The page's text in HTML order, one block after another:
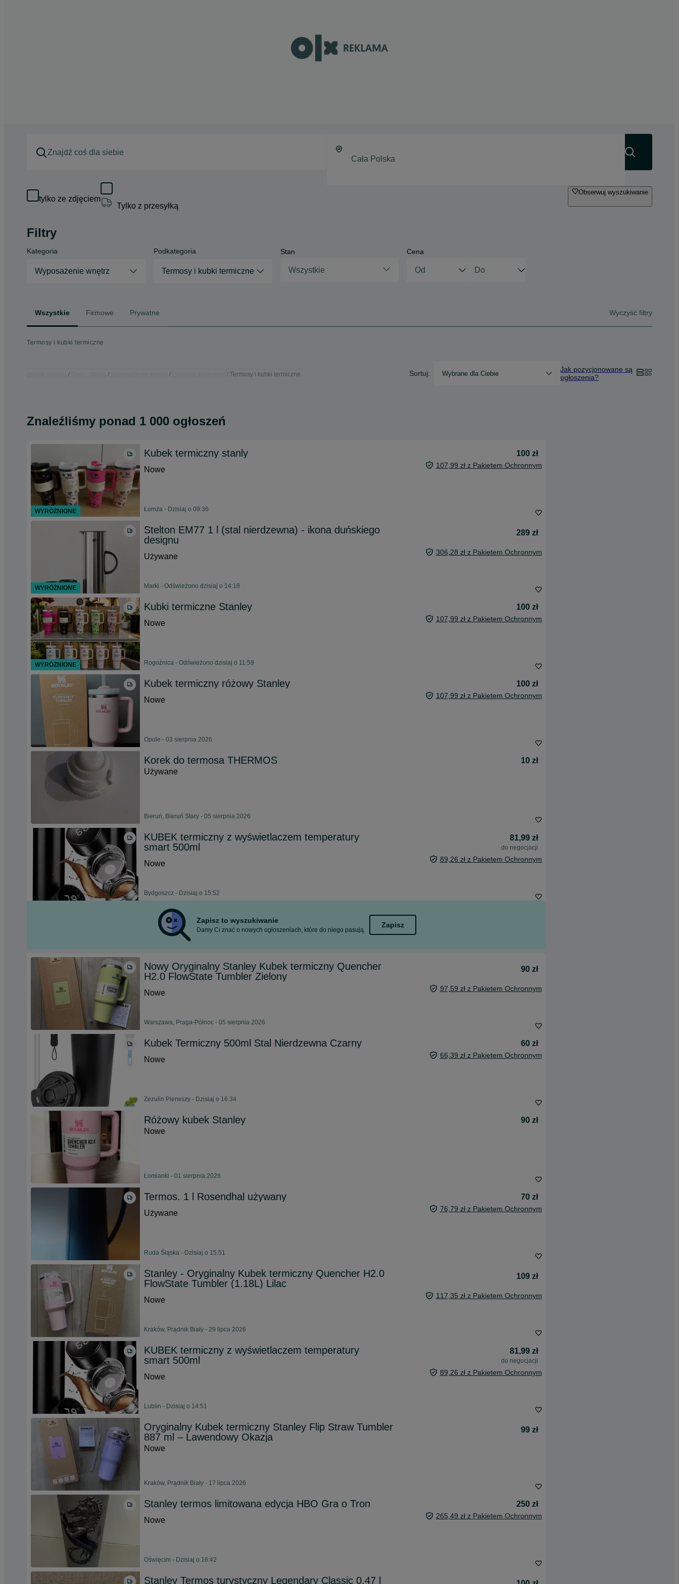
tylko ze zdjęciem
Tylko z przesyłką
Obserwuj wyszukiwanie
Filtry
Kategoria
Wyposażenie wnętrz
Podkategoria
Termosy i kubki termiczne
Stan
Wszystkie
Cena
Wszystkie Firmowe Prywatne Wyczyść filtry
Termosy i kubki termiczne
Termosy i kubki termiczne Sortuj: Wybrane dla Ciebie
Jak pozycjonowane są
ogłoszenia?
Znaleźliśmy ponad 1 000 ogłoszeń
Kubek termiczny stanly
100 zł
Nowe
107,99 zł z Pakietem Ochronnym
Łomża - Dzisiaj o 09:36
Stelton EM77 1 l (stal nierdzewna) - ikona duńskiego
designu
289 zł
Używane 306,28 zł z Pakietem Ochronnym
Marki - Odświeżono dzisiaj o 14:18
Kubki termiczne Stanley
100 zł
Nowe
107,99 zł z Pakietem Ochronnym
Rogoźnica - Odświeżono dzisiaj o 11:59
Kubek termiczny różowy Stanley
100 zł
Nowe
107,99 zł z Pakietem Ochronnym
Opole - 03 sierpnia 2026
Korek do termosa THERMOS
10 zł
Używane
Bieruń, Bieruń Stary - 05 sierpnia 2026
KUBEK termiczny z wyświetlaczem temperatury
smart 500ml
81,99 zł
do negocjacji
Nowe 89,26 zł z Pakietem Ochronnym
Bydgoszcz - Dzisiaj o 15:52
Zapisz to wyszukiwanie
Damy Ci znać o nowych ogłoszeniach, które do niego pasują.
Zapisz
Nowy Oryginalny Stanley Kubek termiczny Quencher
H2.0 FlowState Tumbler Zielony
90 zł
Nowe 97,59 zł z Pakietem Ochronnym
Warszawa, Praga-Północ - 05 sierpnia 2026
Kubek Termiczny 500ml Stal Nierdzewna Czarny
60 zł
Nowe
66,39 zł z Pakietem Ochronnym
Zezulin Pierwszy - Dzisiaj o 16:34
Różowy kubek Stanley
90 zł
Nowe
Łomianki - 01 sierpnia 2026
Termos. 1 l Rosendhal używany
70 zł
Używane
76,79 zł z Pakietem Ochronnym
Ruda Śląska - Dzisiaj o 15:51
Stanley - Oryginalny Kubek termiczny Quencher H2.0
FlowState Tumbler (1.18L) Lilac
109 zł
Nowe 117,35 zł z Pakietem Ochronnym
Kraków, Prądnik Biały - 29 lipca 2026
KUBEK termiczny z wyświetlaczem temperatury
smart 500ml
81,99 zł
do negocjacji
Nowe 89,26 zł z Pakietem Ochronnym
Lublin - Dzisiaj o 14:51
Oryginalny Kubek termiczny Stanley Flip Straw Tumbler
887 ml – Lawendowy Okazja
99 zł
Nowe
Kraków, Prądnik Biały - 17 lipca 2026
Stanley termos limitowana edycja HBO Gra o Tron
250 zł
Nowe
265,49 zł z Pakietem Ochronnym
Oświęcim - Dzisiaj o 16:42
Stanley Termos turystyczny Legendary Classic 0.47 l
WYRÓŻNIONE
WYRÓŻNIONE
WYRÓŻNIONE